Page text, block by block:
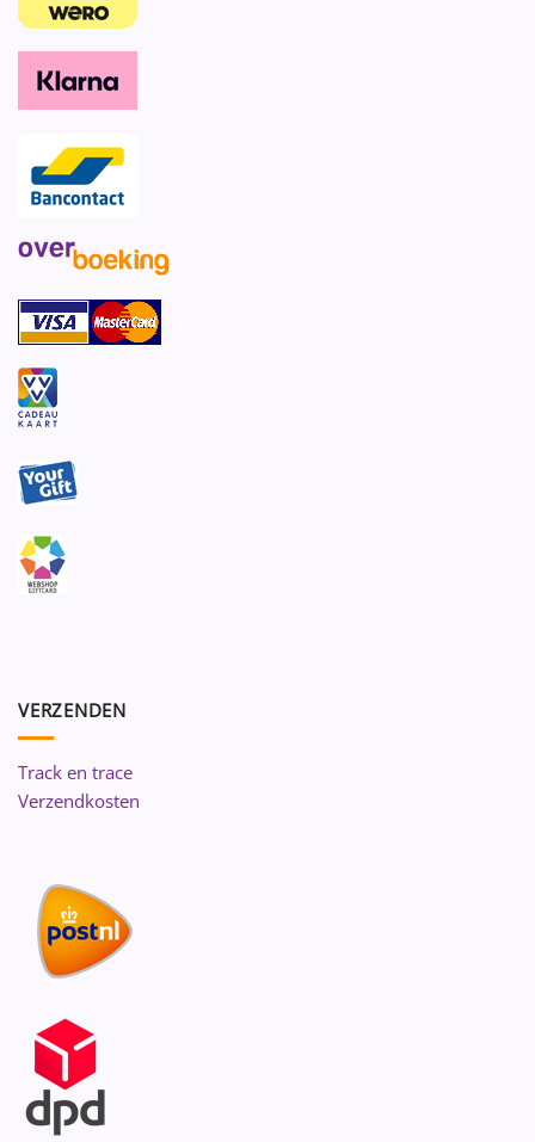
VERZENDEN
Track en trace
Verzendkosten